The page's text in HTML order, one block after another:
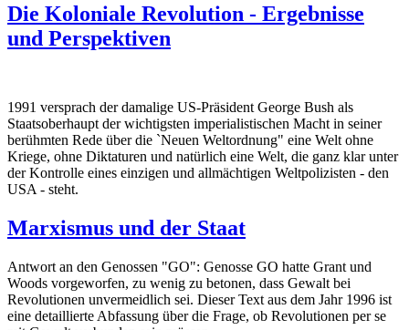
Die Koloniale Revolution - Ergebnisse
und Perspektiven
1991 versprach der damalige US-Präsident George Bush als
Staatsoberhaupt der wichtigsten imperialistischen Macht in seiner
berühmten Rede über die `Neuen Weltordnung" eine Welt ohne
Kriege, ohne Diktaturen und natürlich eine Welt, die ganz klar unter
der Kontrolle eines einzigen und allmächtigen Weltpolizisten - den
USA - steht.
Marxismus und der Staat
Antwort an den Genossen "GO": Genosse GO hatte Grant und
Woods vorgeworfen, zu wenig zu betonen, dass Gewalt bei
Revolutionen unvermeidlich sei. Dieser Text aus dem Jahr 1996 ist
eine detaillierte Abfassung über die Frage, ob Revolutionen per se